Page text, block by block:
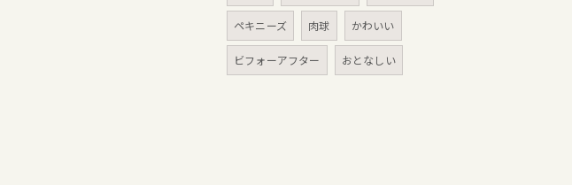
ペキニーズ 肉球 かわいい
ビフォーアフター おとなしい